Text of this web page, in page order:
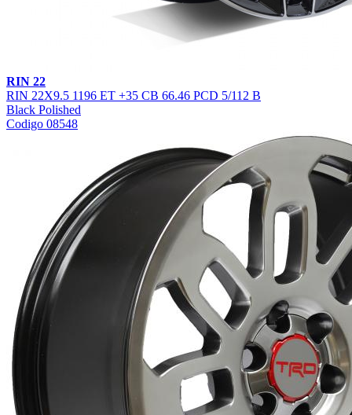
RIN 22
RIN 22X9.5 1196 ET +35 CB 66.46 PCD 5/112 B
Black Polished
Codigo 08548